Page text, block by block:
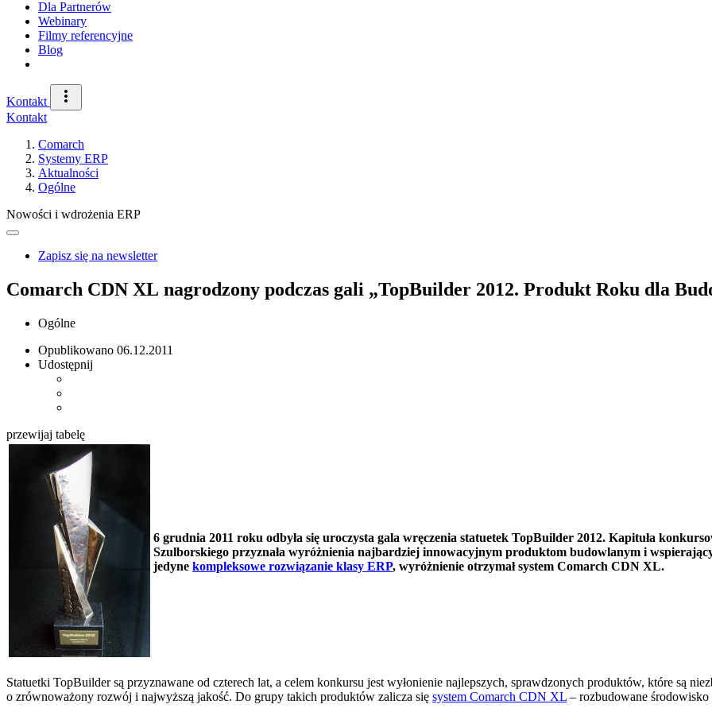
Dla Partnerów
Webinary
Filmy referencyjne
Blog
Kontakt
Kontakt
Comarch
Systemy ERP
Aktualności
Ogólne
Nowości i wdrożenia ERP
Zapisz się na newsletter
Comarch CDN XL nagrodzony podczas gali „TopBuilder 2012. Produkt Roku dla
Ogólne
Opublikowano 06.12.2011
Udostępnij
przewijaj tabelę
6 grudnia 2011 roku odbyła się uroczysta gala wręczenia statuetek TopBuilder 2012. Kapituła
Szulborskiego przyznała wyróżnienia najbardziej innowacyjnym produktom budowlanym i
jedyne kompleksowe rozwiązanie klasy ERP, wyróżnienie otrzymał system Comarch CDN XL.
Statuetki TopBuilder są przyznawane od czterech lat, a celem konkursu jest wyłonienie najlepszych, sprawdzonych produktów, które są
o zrównoważony rozwój i najwyższą jakość. Do grupy takich produktów zalicza się system Comarch CDN XL – rozbudowane